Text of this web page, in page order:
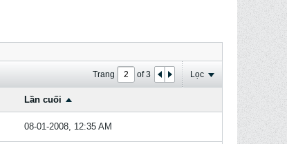
Trang of3 Lọc
Lần cuối
08-01-2008, 12:35 AM